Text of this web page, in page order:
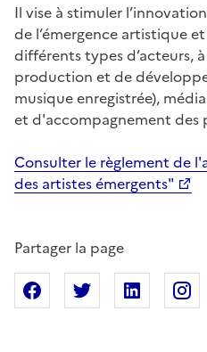
Il vise à stimuler
de l’émergence artistique
différents types d’acteurs,
production et de
musique enregistrée),
et d'accompagnement des
Consulter le règlement de
des artistes émergents"
Partager la page
Partager sur Facebook
Partager sur X